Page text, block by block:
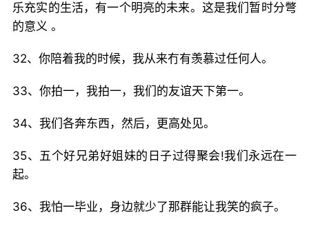
乐充实的生活，有一个明亮的未来。这是我们暂时分彆
的意义 。
32、你陪着我的时候，我从来冇有羡慕过任何人。
33、你拍一，我拍一，我们的友谊天下第一。
34、我们各奔东西，然后，更高处见。
35、五个好兄弟好姐妹的日子过得聚会!我们永远在一
起。
36、我怕一毕业，身边就少了那群能让我笑的疯子。